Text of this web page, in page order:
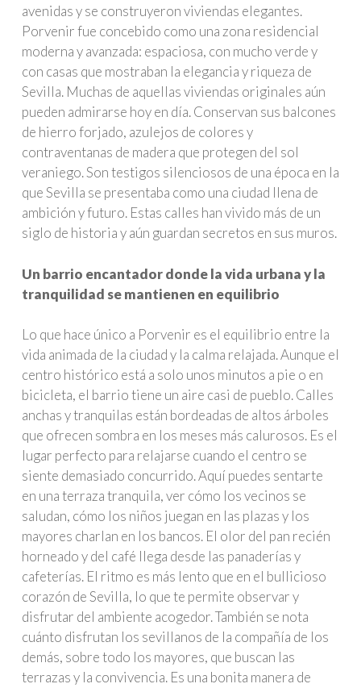
avenidas y se construyeron viviendas elegantes.
Porvenir fue concebido como una zona residencial
moderna y avanzada: espaciosa, con mucho verde y
con casas que mostraban la elegancia y riqueza de
Sevilla. Muchas de aquellas viviendas originales aún
pueden admirarse hoy en día. Conservan sus balcones
de hierro forjado, azulejos de colores y
contraventanas de madera que protegen del sol
veraniego. Son testigos silenciosos de una época en la
que Sevilla se presentaba como una ciudad llena de
ambición y futuro. Estas calles han vivido más de un
siglo de historia y aún guardan secretos en sus muros.
Un barrio encantador donde la vida urbana y la
tranquilidad se mantienen en equilibrio
Lo que hace único a Porvenir es el equilibrio entre la
vida animada de la ciudad y la calma relajada. Aunque el
centro histórico está a solo unos minutos a pie o en
bicicleta, el barrio tiene un aire casi de pueblo. Calles
anchas y tranquilas están bordeadas de altos árboles
que ofrecen sombra en los meses más calurosos. Es el
lugar perfecto para relajarse cuando el centro se
siente demasiado concurrido. Aquí puedes sentarte
en una terraza tranquila, ver cómo los vecinos se
saludan, cómo los niños juegan en las plazas y los
mayores charlan en los bancos. El olor del pan recién
horneado y del café llega desde las panaderías y
cafeterías. El ritmo es más lento que en el bullicioso
corazón de Sevilla, lo que te permite observar y
disfrutar del ambiente acogedor. También se nota
cuánto disfrutan los sevillanos de la compañía de los
demás, sobre todo los mayores, que buscan las
terrazas y la convivencia. Es una bonita manera de